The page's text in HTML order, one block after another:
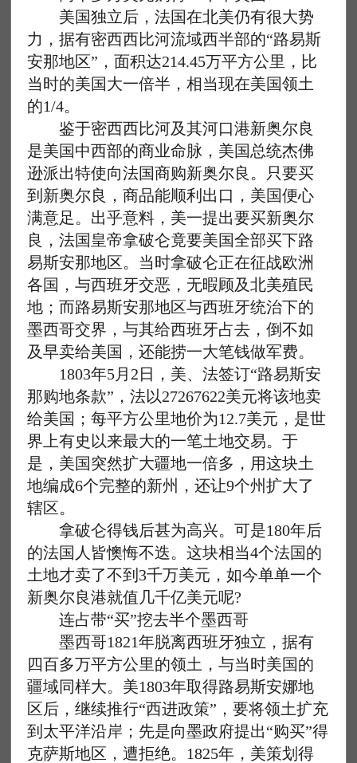
美国独立后，法国在北美仍有很大势
力，据有密西西比河流域西半部的“路易斯
安那地区”，面积达214.45万平方公里，比
当时的美国大一倍半，相当现在美国领土
的1/4。
鉴于密西西比河及其河口港新奥尔良
是美国中西部的商业命脉，美国总统杰佛
逊派出特使向法国商购新奥尔良。只要买
到新奥尔良，商品能顺利出口，美国便心
满意足。出乎意料，美一提出要买新奥尔
良，法国皇帝拿破仑竟要美国全部买下路
易斯安那地区。当时拿破仑正在征战欧洲
各国，与西班牙交恶，无暇顾及北美殖民
地；而路易斯安那地区与西班牙统治下的
墨西哥交界，与其给西班牙占去，倒不如
及早卖给美国，还能捞一大笔钱做军费。
1803年5月2日，美、法签订“路易斯安
那购地条款”，法以27267622美元将该地卖
给美国；每平方公里地价为12.7美元，是世
界上有史以来最大的一笔土地交易。于
是，美国突然扩大疆地一倍多，用这块土
地编成6个完整的新州，还让9个州扩大了
辖区。
拿破仑得钱后甚为高兴。可是180年后
的法国人皆懊悔不迭。这块相当4个法国的
土地才卖了不到3千万美元，如今单单一个
新奥尔良港就值几千亿美元呢?
连占带“买”挖去半个墨西哥
墨西哥1821年脱离西班牙独立，据有
四百多万平方公里的领土，与当时美国的
疆域同样大。美1803年取得路易斯安娜地
区后，继续推行“西进政策”，要将领土扩充
到太平洋沿岸；先是向墨政府提出“购买”得
克萨斯地区，遭拒绝。1825年，美策划得